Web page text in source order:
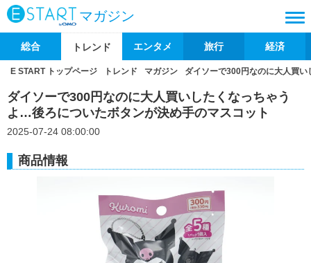
マガジン
総合 トレンド エンタメ 旅行 経済
E START トップページ トレンド マガジン ダイソーで300円なのに大人買
ダイソーで300円なのに大人買いしたくなっちゃう
よ…後ろについたボタンが決め手のマスコット
2025-07-24 08:00:00
商品情報